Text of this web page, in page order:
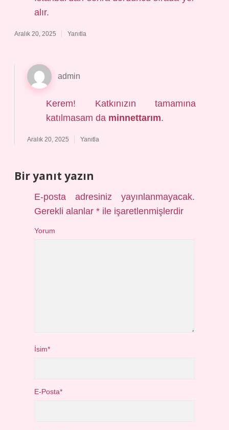
alır.
Aralık 20, 2025 Yanıtla
admin
Kerem! Katkınızın tamamına
katılmasam da minnettarım.
Aralık 20, 2025 Yanıtla
Bir yanıt yazın
E-posta adresiniz yayınlanmayacak.
Gerekli alanlar* ile işaretlenmişlerdir
Yorum
İsim*
E-Posta*